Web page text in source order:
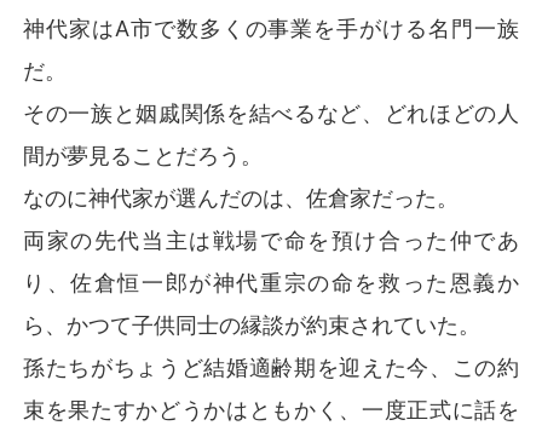
神代家はA市で数多くの事業を手がける名門一族
だ。
その一族と姻戚関係を結べるなど、どれほどの人
間が夢見ることだろう。
なのに神代家が選んだのは、佐倉家だった。
両家の先代当主は戦場で命を預け合った仲であ
り、佐倉恒一郎が神代重宗の命を救った恩義か
ら、かつて子供同士の縁談が約束されていた。
孫たちがちょうど結婚適齢期を迎えた今、この約
束を果たすかどうかはともかく、一度正式に話を